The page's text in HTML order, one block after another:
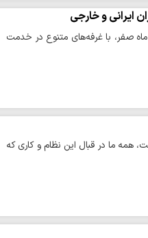
صفر، با غرفه‌های متنوع در خدمت
همه ما در قبال این نظام و کاری که